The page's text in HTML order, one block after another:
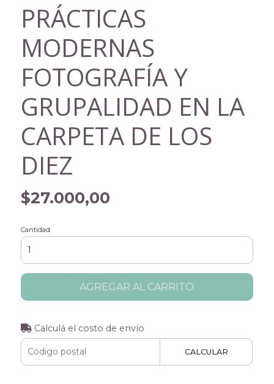
PRÁCTICAS
MODERNAS
FOTOGRAFÍA Y
GRUPALIDAD EN LA
CARPETA DE LOS
DIEZ
$27.000,00
Cantidad
AGREGAR AL CARRITO
Calculá el costo de envío
CALCULAR